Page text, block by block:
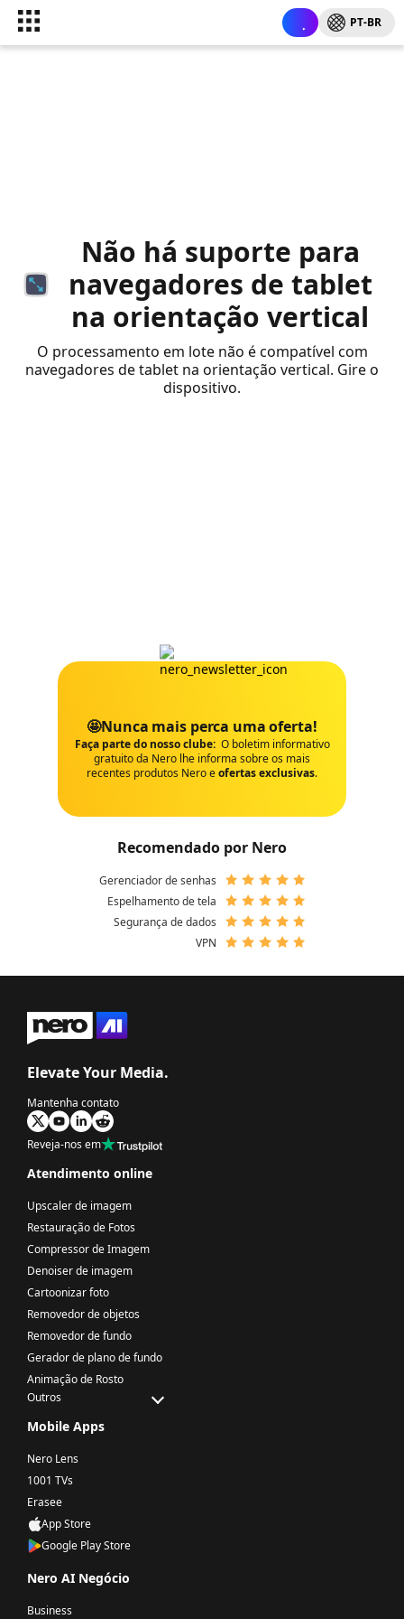
PT-BR
Não há suporte para
navegadores de tablet
na orientação vertical
O processamento em lote não é compatível com
navegadores de tablet na orientação vertical. Gire o
dispositivo.
🤩Nunca mais perca uma oferta!
Faça parte do nosso clube: O boletim informativo
gratuito da Nero lhe informa sobre os mais
recentes produtos Nero eofertas exclusivas.
Recomendado por Nero
Gerenciador de senhas
Espelhamento de tela
Segurança de dados
VPN
Elevate Your Media.
Mantenha contato
Reveja-nos em
Atendimento online
Upscaler de imagem
Restauração de Fotos
Compressor de Imagem
Denoiser de imagem
Cartoonizar foto
Removedor de objetos
Removedor de fundo
Gerador de plano de fundo
Animação de Rosto
Outros
Mobile Apps
Nero Lens
1001 TVs
Erasee
App Store
Google Play Store
Nero AI Negócio
Business